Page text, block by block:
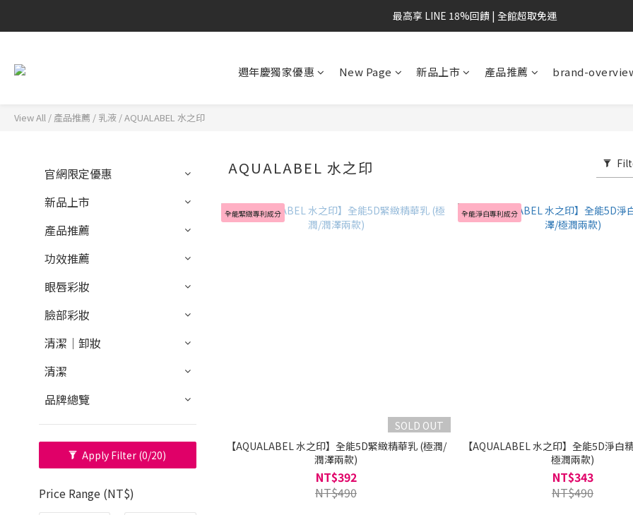
最高享 LINE 18%回饋 | 全館超取免運
週年慶獨家優惠 New Page 新品上市 產品推薦 brand-
View All / 產品推薦 / 乳液 /AQUALABEL 水之印
官網限定優惠
新品上市
產品推薦
功效推薦
眼唇彩妝
臉部彩妝
清潔｜卸妝
清潔
品牌總覽
Apply Filter (0/20)
Price Range (NT$)
AQUALABEL 水之印
全能緊緻專利成分
SOLD OUT
【AQUALABEL 水之印】全能5D緊緻精華乳 (極潤/
潤澤兩款)
NT$392
NT$490
全能淨白專利成分
【AQUALABEL 水之印】全能5D淨白
極潤兩款)
NT$343
NT$490